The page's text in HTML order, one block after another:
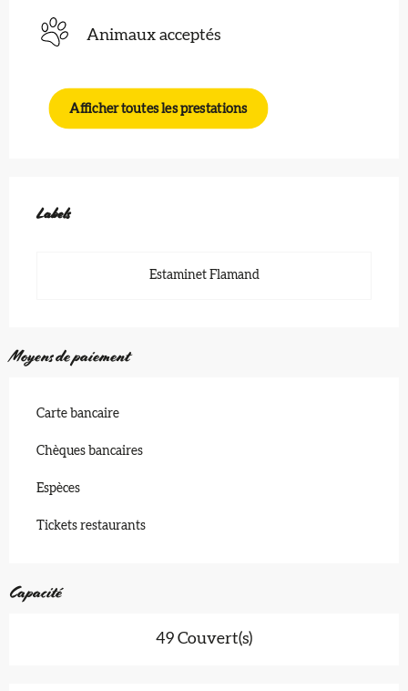
Animaux acceptés
Afficher toutes les prestations
Labels
Labels
Estaminet Flamand
Moyens de paiement
Carte bancaire
Chèques bancaires
Espèces
Tickets restaurants
Capacité
49 Couvert(s)